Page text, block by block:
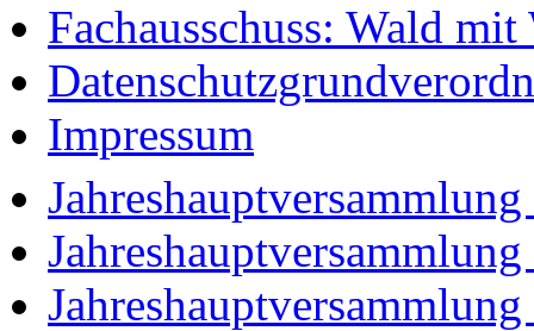
Fachausschuss: Wald
Impressum